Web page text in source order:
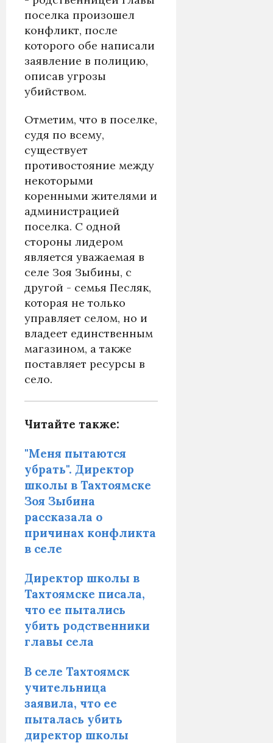
поселка произошел
конфликт, после
которого обе написали
заявление в полицию,
описав угрозы
убийством.
Отметим, что в поселке,
судя по всему,
существует
противостояние между
некоторыми
коренными жителями и
администрацией
поселка. С одной
стороны лидером
является уважаемая в
селе Зоя Зыбины, с
другой - семья Песляк,
которая не только
управляет селом, но и
владеет единственным
магазином, а также
поставляет ресурсы в
село.
Читайте также:
"Меня пытаются
убрать". Директор
школы в Тахтоямске
Зоя Зыбина
рассказала о
причинах конфликта
в селе
Директор школы в
Тахтоямске писала,
что ее пытались
убить родственники
главы села
В селе Тахтоямск
учительница
заявила, что ее
пыталась убить
директор школы